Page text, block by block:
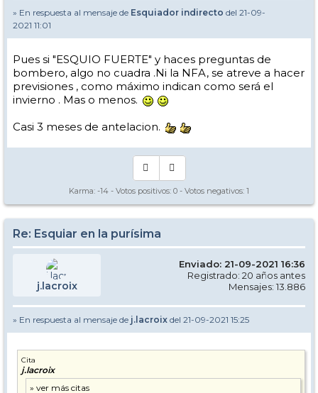
» En respuesta al mensaje de Esquiador indirecto del 21-09-
2021 11:01
Pues si "ESQUIO FUERTE" y haces preguntas de
bombero, algo no cuadra .Ni la NFA, se atreve a hacer
previsiones , como máximo indican como será el
invierno . Mas o menos.
Casi 3 meses de antelacion.
Karma: -14 - Votos positivos: 0 - Votos negativos: 1
Re: Esquiar en la purísima
j.lacroix
Enviado: 21-09-2021 16:36
Registrado: 20 años antes
Mensajes: 13.886
» En respuesta al mensaje de j.lacroix del 21-09-2021 15:25
Cita
j.lacroix